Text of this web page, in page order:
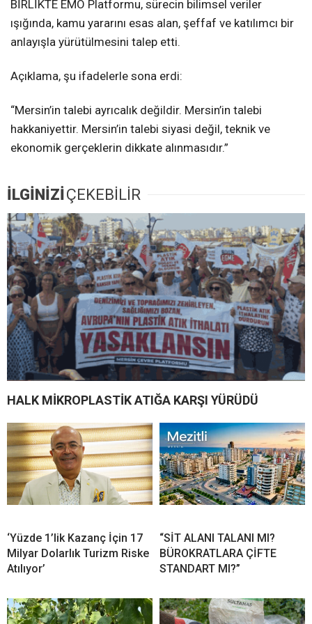
BİRLİKTE EMO Platformu, sürecin bilimsel veriler
ışığında, kamu yararını esas alan, şeffaf ve katılımcı bir
anlayışla yürütülmesini talep etti.
Açıklama, şu ifadelerle sona erdi:
“Mersin’in talebi ayrıcalık değildir. Mersin’in talebi
hakkaniyettir. Mersin’in talebi siyasi değil, teknik ve
ekonomik gerçeklerin dikkate alınmasıdır.”
İLGİNİZİ ÇEKEBİLİR
HALK MİKROPLASTİK ATIĞA KARŞI YÜRÜDÜ
‘Yüzde 1’lik Kazanç İçin 17
Milyar Dolarlık Turizm Riske
Atılıyor’
“SİT ALANI TALANI MI?
BÜROKRATLARA ÇİFTE
STANDART MI?”